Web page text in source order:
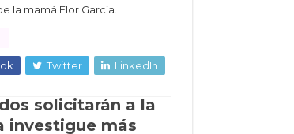
la mamá Flor García.
Twitter LinkedIn
solicitarán a la
investigue más